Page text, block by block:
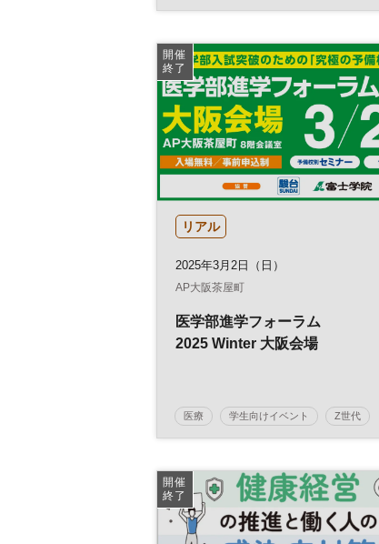
ビジネス スタートアップ DX
参加無料 ヘルスケア ベンチャー
開催
終了
リアル
2025年3月2日（日）
AP大阪茶屋町
医学部進学フォーラム
2025 Winter 大阪会場
医療 学生向けイベント Z世代
教育 参加無料 土日祝開催
開催
終了